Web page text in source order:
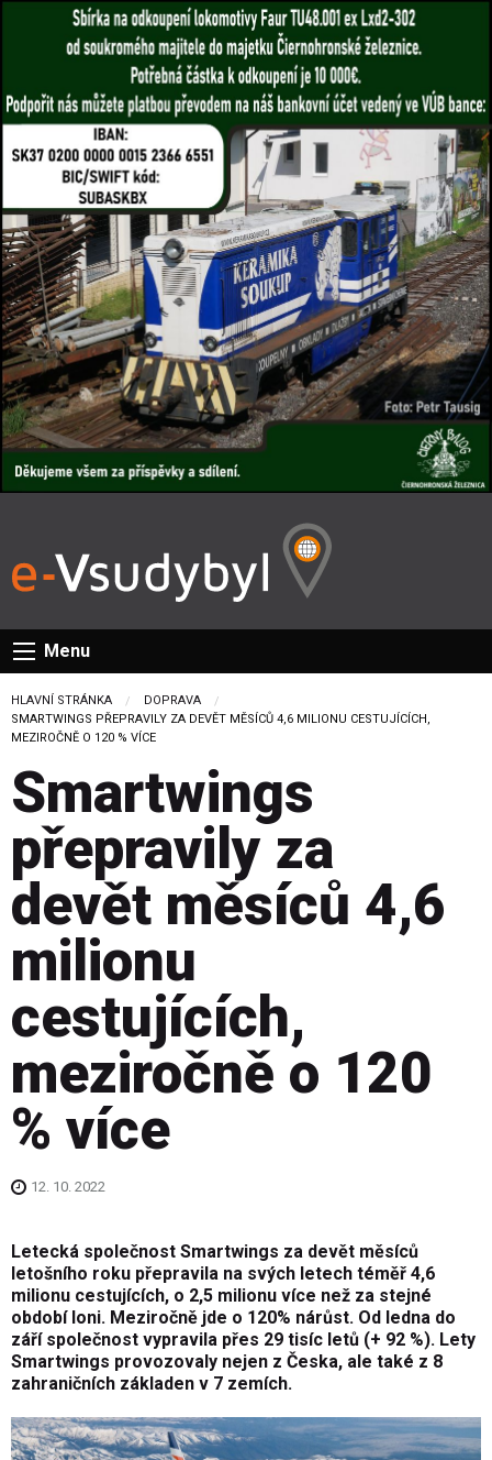
Menu
HLAVNÍ STRÁNKA
DOPRAVA
CURRENT:
SMARTWINGS PŘEPRAVILY ZA DEVĚT MĚSÍCŮ 4,6 MILIONU CESTUJÍCÍCH,
MEZIROČNĚ O 120 % VÍCE
Smartwings
přepravily za
devět měsíců 4,6
milionu
cestujících,
meziročně o 120
% více
12. 10. 2022
Letecká společnost Smartwings za devět měsíců
letošního roku přepravila na svých letech téměř 4,6
milionu cestujících, o 2,5 milionu více než za stejné
období loni. Meziročně jde o 120% nárůst. Od ledna do
září společnost vypravila přes 29 tisíc letů (+ 92 %). Lety
Smartwings provozovaly nejen z Česka, ale také z 8
zahraničních základen v 7 zemích.